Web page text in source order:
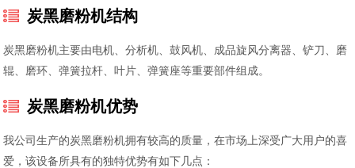
炭黑磨粉机结构
炭黑磨粉机主要由电机、分析机、鼓风机、成品旋风分离器、铲刀、磨
辊、磨环、弹簧拉杆、叶片、弹簧座等重要部件组成。
炭黑磨粉机优势
我公司生产的炭黑磨粉机拥有较高的质量，在市场上深受广大用户的喜
爱，该设备所具有的独特优势有如下几点：